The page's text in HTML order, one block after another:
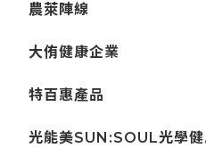
農萊陣線
大侑健康企業
特百惠產品
光能美SUN:SOUL光學健